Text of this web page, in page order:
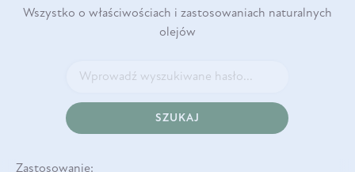
Wszystko o właściwościach i zastosowaniach naturalnych
olejów
SZUKAJ
Zastosowanie: